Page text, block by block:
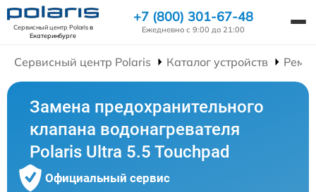
Сервисный центр Polarisв
Екатеринбурге
+7 (800) 301-67-48
Ежедневно с 9:00 до 21:00
Сервисный центр Polaris Каталог устройств
Замена предохранительного
клапана водонагревателя
Polaris Ultra 5.5 Touchpad
Официальный сервис